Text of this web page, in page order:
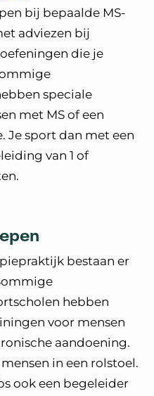
bij bepaalde MS-
adviezen bij
die je
speciale
met MS of een
Je sport dan met een
van 1 of
bestaan er
hebben
voor mensen
aandoening.
in een rolstoel.
ook een begeleider